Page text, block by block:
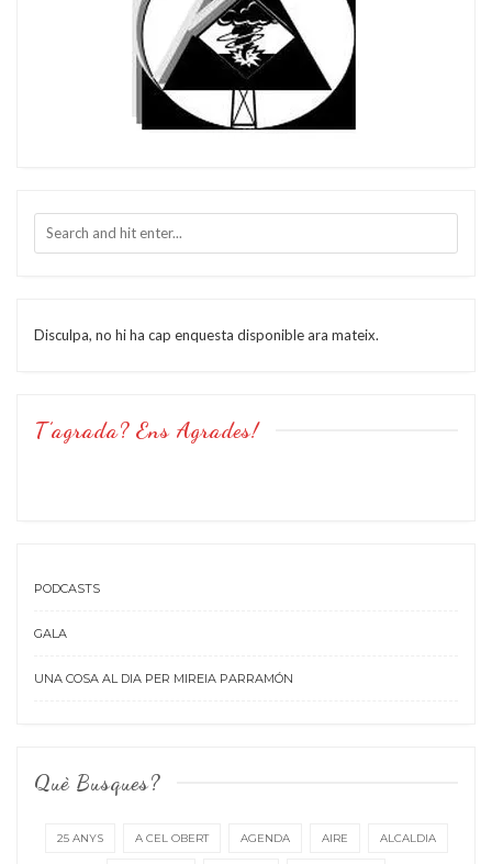
Disculpa, no hi ha cap enquesta disponible ara mateix.
T’agrada? Ens Agrades!
PODCASTS
GALA
UNA COSA AL DIA PER MIREIA PARRAMÓN
Què Busques?
25 ANYS A CEL OBERT AGENDA AIRE ALCALDIA